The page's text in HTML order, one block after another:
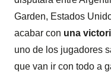
Garden, Estados
acabar con una
uno de los jugadores
que van ir con todo a